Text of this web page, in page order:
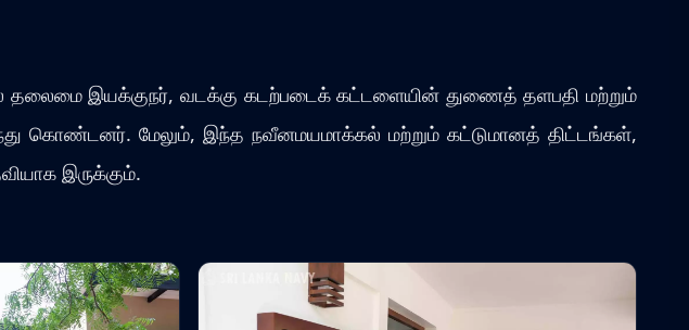
தலைமை இயக்குநர், வடக்கு கடற்படைக் கட்டளையின் துணைத் தளபதி மற்றும்
கொண்டனர். மேலும், இந்த நவீனமயமாக்கல் மற்றும் கட்டுமானத் திட்டங்கள்,
இருக்கும்.